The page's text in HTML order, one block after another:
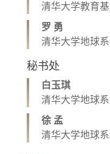
清华大学教育
罗 勇
清华大学地球
秘书处
白玉琪
清华大学地球
徐 孟
清华大学地球